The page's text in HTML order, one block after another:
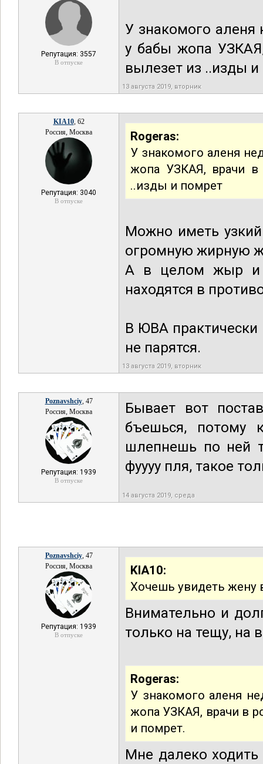
Репутация: 3557
В отпуске
У знакомого
у бабы жопа
вылезет из ..изды
13 августа 2019, вторник
KIA10, 62
Россия, Москва
Репутация: 3040
В отпуске
Rogeras:
У знакомого аленя
жопа УЗКАЯ, врачи в
..изды и помрет
Можно иметь
огромную жирную
А в целом жыр и
находятся в
В ЮВА практически
не парятся.
13 августа 2019, вторник
Poznavshciy, 47
Россия, Москва
Репутация: 1939
В отпуске
Бывает вот
бъешься,
шлепнешь по ней
фуууу пля, такое
14 августа 2019, среда
Poznavshciy, 47
Россия, Москва
Репутация: 1939
В отпуске
KIA10:
Хочешь увидеть жену
Внимательно и
только на тещу, на
Rogeras:
У знакомого аленя
жопа УЗКАЯ, врачи в
и помрет.
Мне далеко